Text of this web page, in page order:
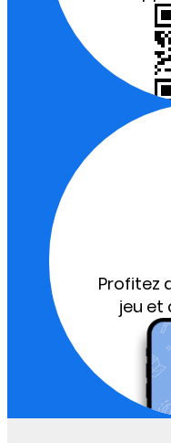
Profitez
jeu et